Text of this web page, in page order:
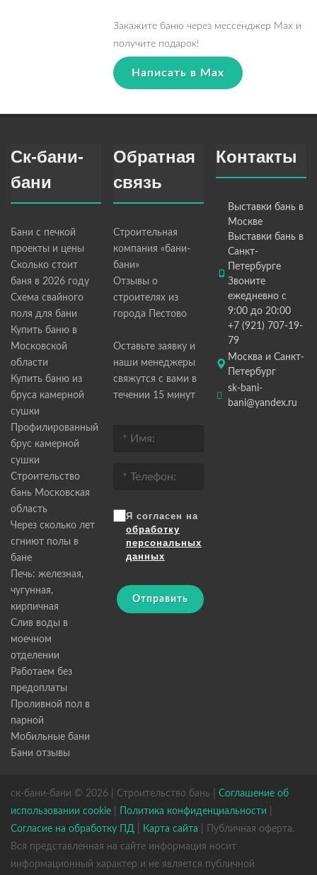
Закажите баню через мессенджер Max и
получите подарок!
Написать в Max
Ск-бани-
бани
Бани с печкой
проекты и цены
Сколько стоит
баня в 2026 году
Схема свайного
поля для бани
Купить баню в
Московской
области
Купить баню из
бруса камерной
сушки
Профилированный
брус камерной
сушки
Строительство
бань Московская
область
Через сколько лет
сгниют полы в
бане
Печь: железная,
чугунная,
кирпичная
Слив воды в
моечном
отделении
Работаем без
предоплаты
Проливной пол в
парной
Мобильные бани
Бани отзывы
Обратная
связь
Строительная
компания «бани-
бани»
Отзывы о
строителях из
города Пестово
Оставьте заявку и
наши менеджеры
свяжутся с вами в
течении 15 минут
Я согласен на
обработку
персональных
данных
Отправить
Контакты
Выставки бань в
Москве
Выставки бань в
Санкт-
Петербурге
Звоните
ежедневно с
9:00 до 20:00
+7 (921) 707-19-
79
Москва и Санкт-
Петербург
sk-bani-
bani@yandex.ru
ск-бани-бани © 2026 | Строительство бань | Соглашение об
использовании cookie
Политика конфиденциальности
Согласие на обработку ПД
Карта сайта | Публичная оферта.
Вся представленная на сайте информация носит
информационный характер и не является публичной